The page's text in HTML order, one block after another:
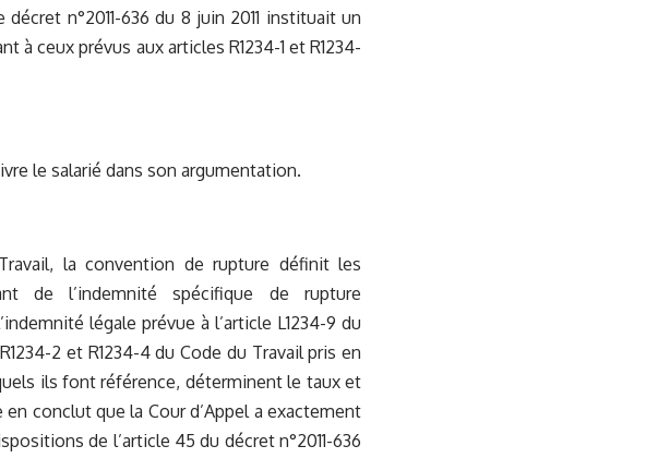
n°2011-636 du 8 juin 2011 instituait un
ceux prévus aux articles R1234-1 et R1234-
le salarié dans son argumentation.
la convention de rupture définit les
de l’indemnité spécifique de rupture
légale prévue à l’article L1234-9 du
2 et R1234-4 du Code du Travail pris en
ils font référence, déterminent le taux et
conclut que la Cour d’Appel a exactement
de l’article 45 du décret n°2011-636